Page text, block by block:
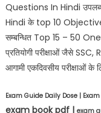
Questions In Hindi
Hindi के top 10
सम्बन्धित Top 15 – 50
प्रतियोगी परीक्षाओं जैसे
आगामी एकदिवसीय परीक्षाओं के
Exam Guide Daily Dose |
exam book pdf | exam